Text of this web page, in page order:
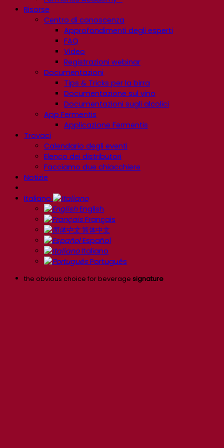
Risorse
Centro di conoscenza
Approfondimenti degli esperti
FAQ
Video
Registrazioni webinar
Documentazioni
Tips & Tricks per la birra
Documentazione sul vino
Documentazioni sugli alcolici
App Fermentis
Applicazione Fermentis
Trovaci
Calendario degli eventi
Elenco dei distributori
Facciamo due chiacchiere
Notizie
Italiano
English
Français
简体中文
Español
Italiano
Português
the obvious choice for beverage signature